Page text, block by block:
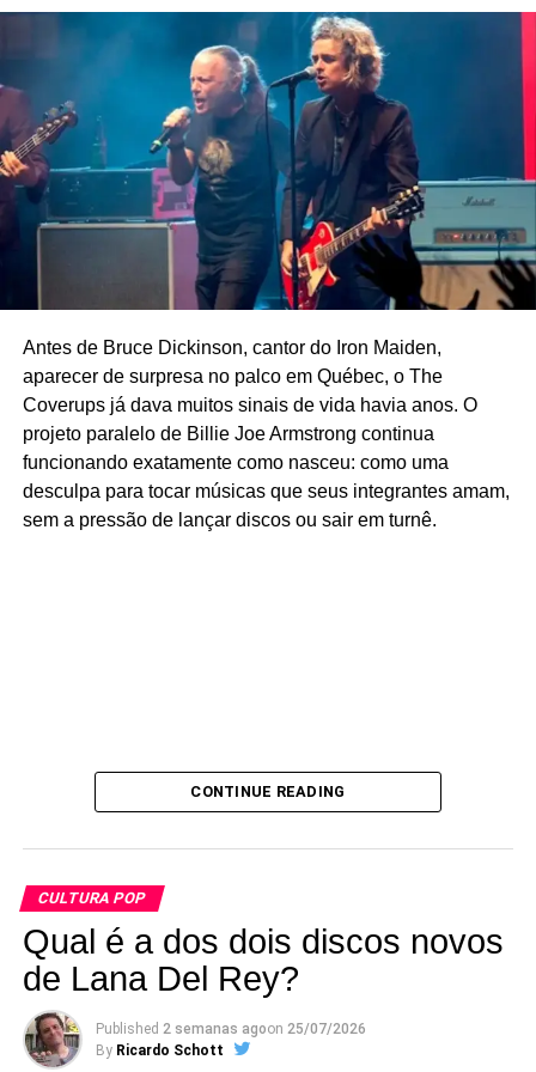
Ricardo Schott
Ricardo Schott é jornalista, radialista, editor e principal
colaborador do POP FANTASMA.
Antes de Bruce Dickinson, cantor do Iron Maiden,
aparecer de surpresa no palco em Québec, o The
Coverups já dava muitos sinais de vida havia anos. O
projeto paralelo de Billie Joe Armstrong continua
funcionando exatamente como nasceu: como uma
desculpa para tocar músicas que seus integrantes amam,
sem a pressão de lançar discos ou sair em turnê.
CONTINUE READING
CULTURA POP
Qual é a dos dois discos novos
de Lana Del Rey?
Published 2 semanas agoon 25/07/2026
By Ricardo Schott